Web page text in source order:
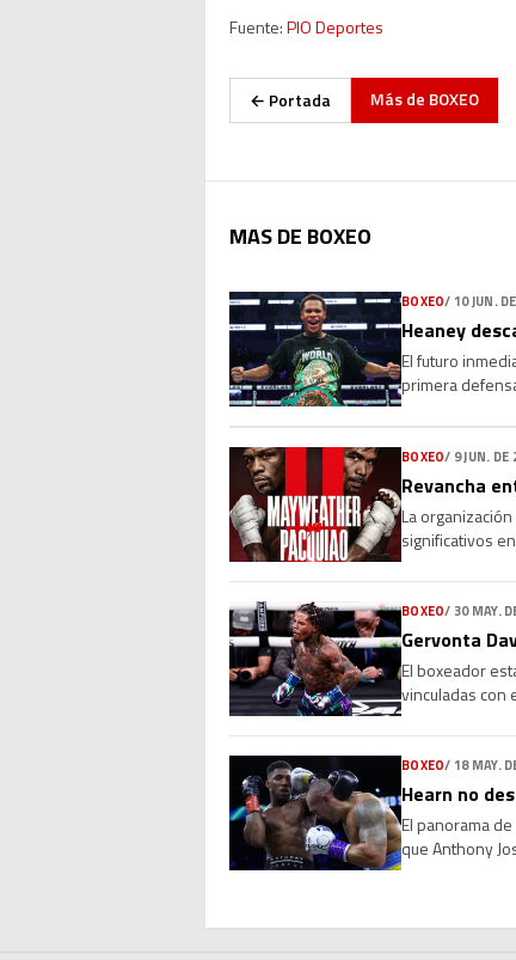
Fuente:PIO Deportes
← Portada Más de BOXEO
MAS DE BOXEO
BOXEO/ 10 JUN.
Heaney
El futuro
primera
decisión en
BOXEO/ 9 JUN. DE
Revancha
La
significativos
BOXEO/ 30 MAY.
Gervonta
El boxeador
vinculadas con
Althea M.
BOXEO/ 18 MAY.
Hearn no
El panorama
que Anthony